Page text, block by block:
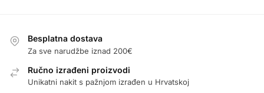
Besplatna dostava
Za sve narudžbe iznad 200€
Ručno izrađeni proizvodi
Unikatni nakit s pažnjom izrađen u Hrvatskoj